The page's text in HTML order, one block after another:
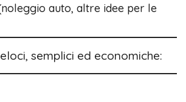
auto, altre idee per le
semplici ed economiche: